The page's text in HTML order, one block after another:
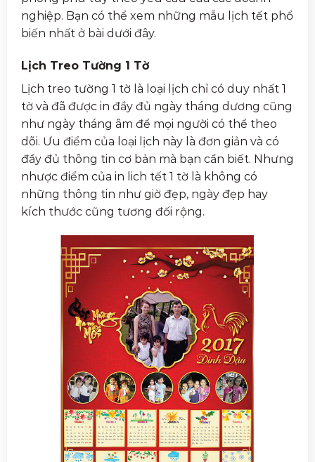
nghiệp. Bạn có thể xem những mẫu lịch tết phổ
biến nhất ở bài dưới đây.
Lịch Treo Tường 1 Tờ
Lịch treo tường 1 tờ là loại lịch chỉ có duy nhất 1
tờ và đã được in đầy đủ ngày tháng dương cũng
như ngày tháng âm để mọi người có thể theo
dõi. Ưu điểm của loại lịch này là đơn giản và có
đầy đủ thông tin cơ bản mà bạn cần biết. Nhưng
nhược điểm của in lich tết 1 tờ là không có
những thông tin như giờ đẹp, ngày đẹp hay
kích thước cũng tương đối rộng.